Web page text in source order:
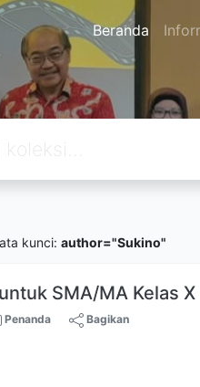
Beranda
kunci: author="Sukino"
SMA/MA Kelas
Penanda Bagikan